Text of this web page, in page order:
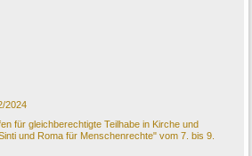
2024
für gleichberechtigte Teilhabe in Kirche und
und Roma für Menschenrechte" vom 7. bis 9.